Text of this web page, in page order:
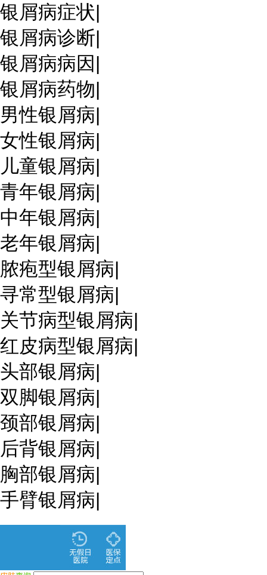
银屑病症状|
银屑病诊断|
银屑病病因|
银屑病药物|
男性银屑病|
女性银屑病|
儿童银屑病|
青年银屑病|
中年银屑病|
老年银屑病|
脓疱型银屑病|
寻常型银屑病|
关节病型银屑病|
红皮病型银屑病|
头部银屑病|
双脚银屑病|
颈部银屑病|
后背银屑病|
胸部银屑病|
手臂银屑病|